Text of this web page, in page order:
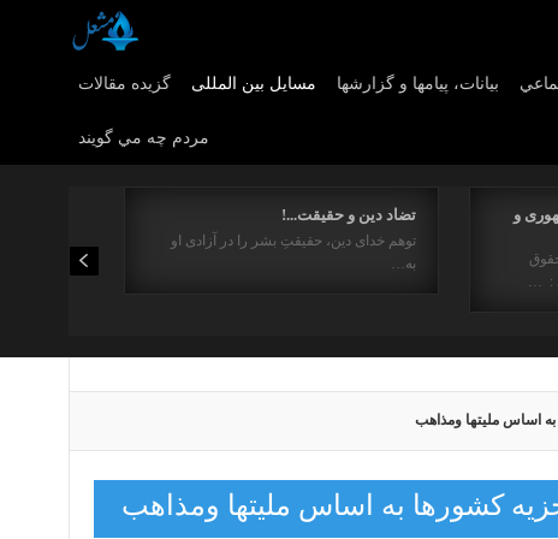
گزیده مقالات مسایل بین المللی بیانات، پیامها و گزارشها
مردم چه مي گويند
تضاد دین و حقیقت...!
توهم خدای دین، حقیقتِ بشر را در آزادی او
به…
و
: …
اساس ملیتها ومذاهب
کشورها به اساس ملیتها ومذاهب